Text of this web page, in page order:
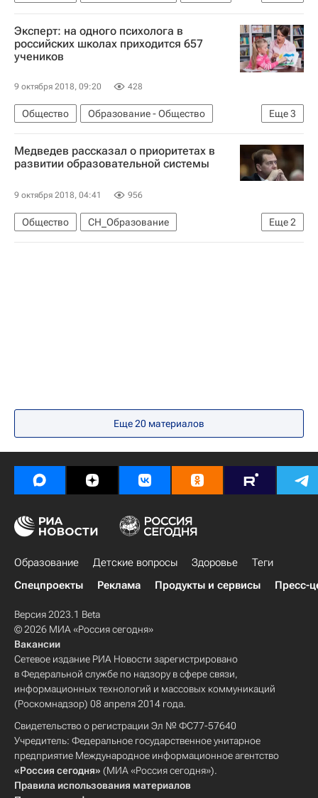
Санкт-Петербург
Липецк
Социальный навигатор
Россия
Эксперт: на одного психолога в
российских школах приходится 657
учеников
9 октября 2018, 09:20 428
Еще3
Общество
Образование - Общество
СН_Образование
Московский государственный психолого-педагогический университет (МГППУ)
Медведев рассказал о приоритетах в
развитии образовательной системы
9 октября 2018, 04:41 956
Еще2
Общество
СН_Образование
Дмитрий Медведев
Россия
Еще 20 материалов
Образование Детские вопросы Здоровье
Теги
Спецпроекты
Реклама Продукты и сервисы Пресс-
Версия 2023.1 Beta
© 2026 МИА «Россия сегодня»
Вакансии
Сетевое издание РИА Новости зарегистрировано
в Федеральной службе по надзору в сфере связи,
информационных технологий и массовых коммуникаций
(Роскомнадзор) 08 апреля 2014 года.
Свидетельство о регистрации Эл № ФС77-57640
Учредитель: Федеральное государственное унитарное
предприятие Международное информационное агентство
«Россия сегодня» (МИА «Россия сегодня»).
Правила использования материалов